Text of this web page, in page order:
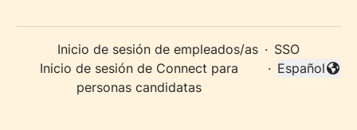
Inicio de sesión de empleados/as · SSO
Inicio de sesión de Connect para
personas candidatas
·
Cambiar
Español